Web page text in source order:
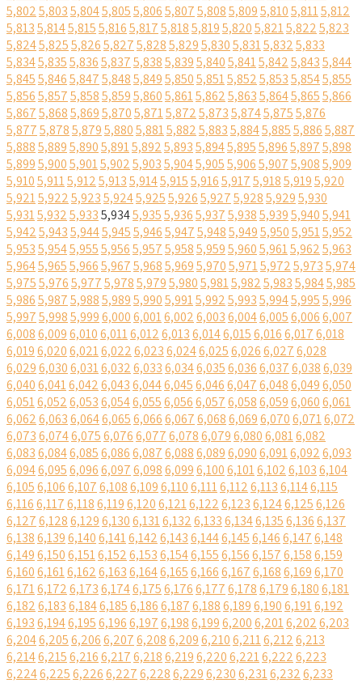
5,8025,8035,8045,8055,8065,8075,8085,8095,8105,8115,812
5,8135,8145,8155,8165,8175,8185,8195,8205,8215,8225,823
5,8245,8255,8265,8275,8285,8295,8305,8315,8325,833
5,8345,8355,8365,8375,8385,8395,8405,8415,8425,8435,844
5,8455,8465,8475,8485,8495,8505,8515,8525,8535,8545,855
5,8565,8575,8585,8595,8605,8615,8625,8635,8645,8655,866
5,8675,8685,8695,8705,8715,8725,8735,8745,8755,876
5,8775,8785,8795,8805,8815,8825,8835,8845,8855,8865,887
5,8885,8895,8905,8915,8925,8935,8945,8955,8965,8975,898
5,8995,9005,9015,9025,9035,9045,9055,9065,9075,9085,909
5,9105,9115,9125,9135,9145,9155,9165,9175,9185,9195,920
5,9215,9225,9235,9245,9255,9265,9275,9285,9295,930
5,9315,9325,9335,9345,9355,9365,9375,9385,9395,9405,941
5,9425,9435,9445,9455,9465,9475,9485,9495,9505,9515,952
5,9535,9545,9555,9565,9575,9585,9595,9605,9615,9625,963
5,9645,9655,9665,9675,9685,9695,9705,9715,9725,9735,974
5,9755,9765,9775,9785,9795,9805,9815,9825,9835,9845,985
5,9865,9875,9885,9895,9905,9915,9925,9935,9945,9955,996
5,9975,9985,9996,0006,0016,0026,0036,0046,0056,0066,007
6,0086,0096,0106,0116,0126,0136,0146,0156,0166,0176,018
6,0196,0206,0216,0226,0236,0246,0256,0266,0276,028
6,0296,0306,0316,0326,0336,0346,0356,0366,0376,0386,039
6,0406,0416,0426,0436,0446,0456,0466,0476,0486,0496,050
6,0516,0526,0536,0546,0556,0566,0576,0586,0596,0606,061
6,0626,0636,0646,0656,0666,0676,0686,0696,0706,0716,072
6,0736,0746,0756,0766,0776,0786,0796,0806,0816,082
6,0836,0846,0856,0866,0876,0886,0896,0906,0916,0926,093
6,0946,0956,0966,0976,0986,0996,1006,1016,1026,1036,104
6,1056,1066,1076,1086,1096,1106,1116,1126,1136,1146,115
6,1166,1176,1186,1196,1206,1216,1226,1236,1246,1256,126
6,1276,1286,1296,1306,1316,1326,1336,1346,1356,1366,137
6,1386,1396,1406,1416,1426,1436,1446,1456,1466,1476,148
6,1496,1506,1516,1526,1536,1546,1556,1566,1576,1586,159
6,1606,1616,1626,1636,1646,1656,1666,1676,1686,1696,170
6,1716,1726,1736,1746,1756,1766,1776,1786,1796,1806,181
6,1826,1836,1846,1856,1866,1876,1886,1896,1906,1916,192
6,1936,1946,1956,1966,1976,1986,1996,2006,2016,2026,203
6,2046,2056,2066,2076,2086,2096,2106,2116,2126,213
6,2146,2156,2166,2176,2186,2196,2206,2216,2226,223
6,2246,2256,2266,2276,2286,2296,2306,2316,2326,233